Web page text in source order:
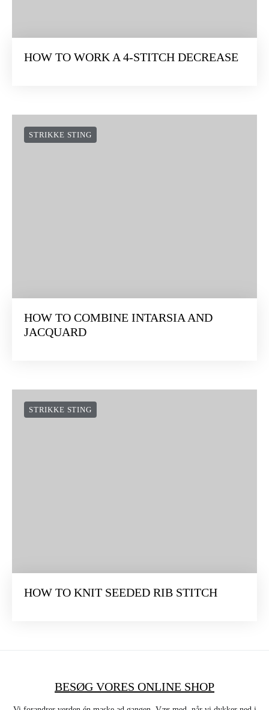
HOW TO WORK A 4-STITCH DECREASE
STRIKKE STING
HOW TO COMBINE INTARSIA AND
JACQUARD
STRIKKE STING
HOW TO KNIT SEEDED RIB STITCH
BESØG VORES ONLINE SHOP